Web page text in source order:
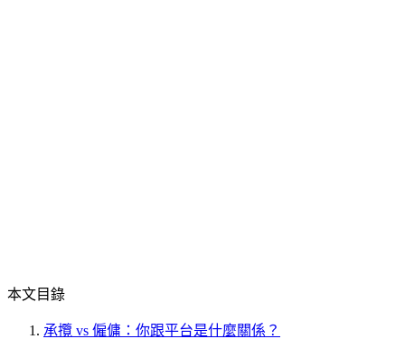
本文目錄
承攬 vs 僱傭：你跟平台是什麼關係？